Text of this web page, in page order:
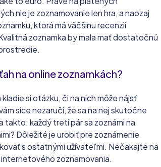
nie je zoznamovanie len hra, a naozaj
ktorá má väčšinu recenzií
zoznamka by mala mať dostatočnú
na online zoznamkách?
si otázku, či na nich môže nájsť
síce nezaručí, že sa na nej skutočne
takto: každý tretí pár sa zoznámi na
Dôležité je urobiť pre zoznámenie
s ostatnými užívateľmi. Nečakajte na
zoznamovania.